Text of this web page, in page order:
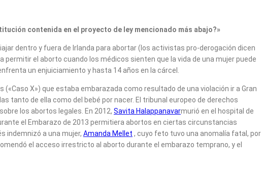
contenida en el proyecto de ley mencionado más abajo?»
dentro y fuera de Irlanda para abortar (los activistas pro-derogación dicen
permitir el aborto cuando los médicos sienten que la vida de una mujer puede
un enjuiciamiento y hasta 14 años en la cárcel.
X») que estaba embarazada como resultado de una violación ir a Gran
tanto de ella como del bebé por nacer. El tribunal europeo de derechos
los abortos legales. En 2012, Savita Halappanavarmurió en el hospital de
el Embarazo de 2013 permitiera abortos en ciertas circunstancias
indemnizó a una mujer, Amanda Mellet , cuyo feto tuvo una anomalía fatal, por
el acceso irrestricto al aborto durante el embarazo temprano, y el